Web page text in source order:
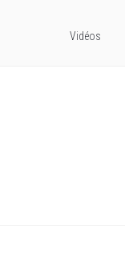
Vidéos